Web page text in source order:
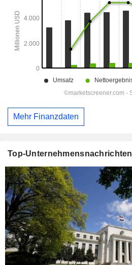
Mehr Finanzdaten
Top-Unternehmensnachrichten